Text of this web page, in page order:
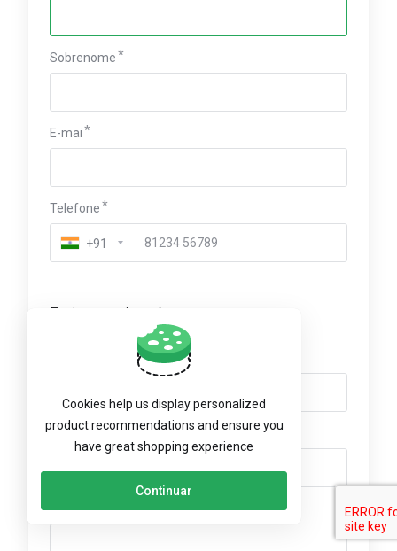
Sobrenome
E-mai
Telefone
+91
Endereço de cobrança
Empresa (opcional)
Número VAT (opcional)
Endereço
Cookies help us display personalized
product recommendations and ensure you
have great shopping experience
Continuar